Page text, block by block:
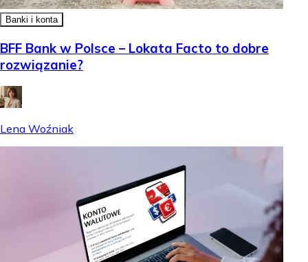
Banki i konta
BFF Bank w Polsce – Lokata Facto to dobre
rozwiązanie?
Lena Woźniak